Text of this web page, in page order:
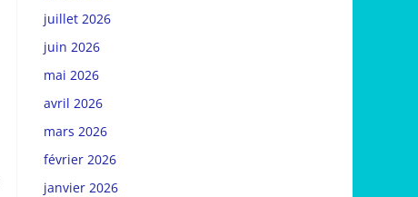
juillet 2026
juin 2026
mai 2026
avril 2026
mars 2026
février 2026
janvier 2026